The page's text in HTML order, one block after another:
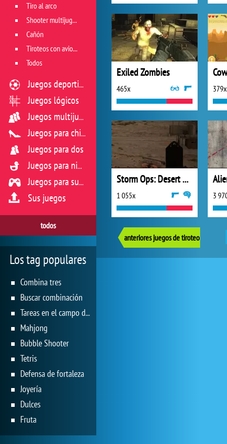
Exiled Zombies
465x 379x
Storm Ops: Desert Storm
1 055x 3
anteriores juegos de tiroteo
Tiro al arco
Shooter multijugador
Cañón
Tiroteos con aviones
Todos
Juegos deportivos
Juegos lógicos
Juegos multijugador
Juegos para chicas
Juegos para dos
Juegos para niños
Juegos para sus reflejos
Sus juegos
todos
Los tag populares
Combina tres
Buscar combinación
Tareas en el campo de juego
Mahjong
Bubble Shooter
Tetris
Defensa de fortaleza
Joyería
Dulces
Fruta